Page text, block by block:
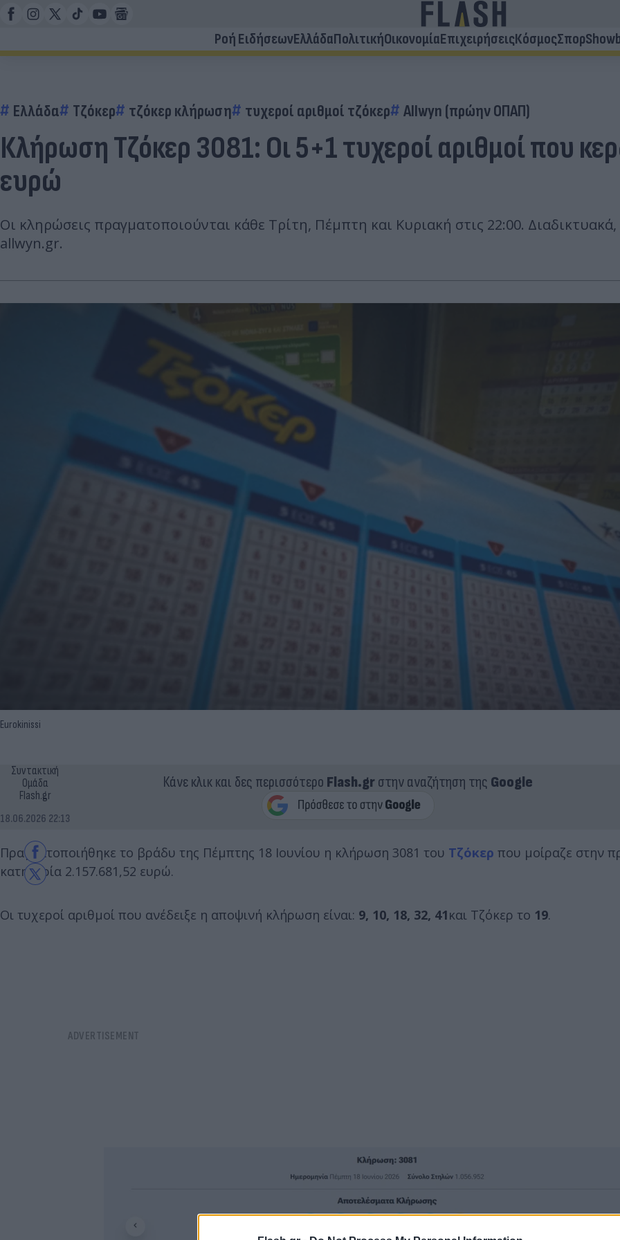
Ροή ΕιδήσεωνΕλλάδαΠολιτικήΟικονομίαΕπιχειρήσειςΚόσμοςΣπορ
Ελλάδα Τζόκερ τζόκερ κλήρωση τυχεροί αριθμοί τζόκερ Allwyn (πρώην ΟΠΑΠ)
Κλήρωση Τζόκερ 3081: Οι 5+1 τυχεροί αριθμοί που
ευρώ
Οι κληρώσεις πραγματοποιούνται κάθε Τρίτη, Πέμπτη και Κυριακή στις 22:00.
allwyn.gr.
Eurokinissi
Συντακτική
Ομάδα
Flash.gr
18.06.2026 22:13
Κάνε κλικ και δες περισσότερο Flash.grστην αναζήτηση της Google
Πραγματοποιήθηκε το βράδυ της Πέμπτης 18 Ιουνίου η κλήρωση 3081 του Τζόκερ που μοίραζε στην
κατηγορία 2.157.681,52 ευρώ.
Οι τυχεροί αριθμοί που ανέδειξε η αποψινή κλήρωση είναι: 9, 10, 18, 32, 41και Τζόκερ το 19.